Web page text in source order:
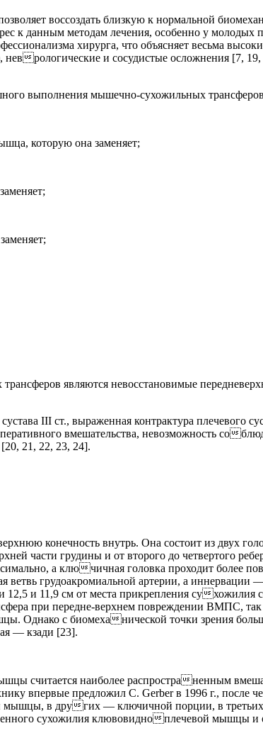
воссоздать близкую к нормальной
к данным методам лечения, особенно у
хирурга, что объясняет весьма
рологические и сосудистые осложнения [7, 19,
выполнения мышечно-сухожильных
которую она заменяет;
являются невосстановимые
III ст., выраженная контрактура
вмешательства, невозможность со
21, 22, 23, 24].
конечность внутрь. Она состоит из двух
части грудины и от второго до четвертого
а ключичная головка проходит более
ветвь грудоакромиальной артерии, а
и 11,9 см от места прикрепления су
при передне-верхнем повреждении ВМПС,
Однако с биомеханической точки зрения
— кзади [23].
считается наиболее распространенным
впервые предложил С. Gerberв 1996 г., после
мышцы, в других — ключичной порции, в
сухожилия клювовидноплечевой мышцы